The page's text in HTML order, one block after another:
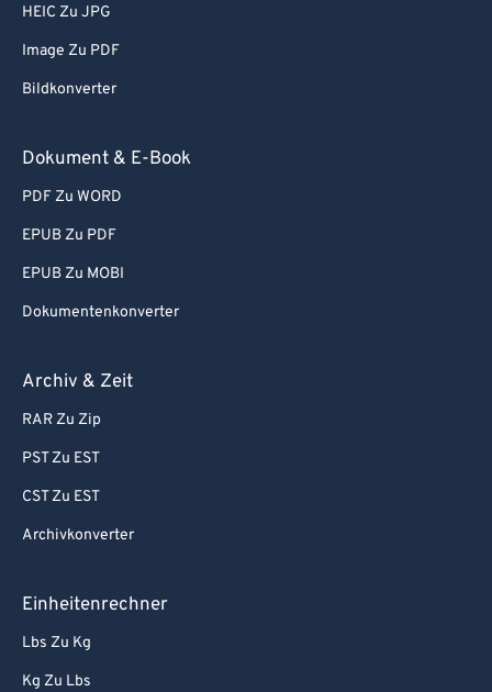
HEIC Zu JPG
Image Zu PDF
Bildkonverter
Dokument & E-Book
PDF Zu WORD
EPUB Zu PDF
EPUB Zu MOBI
Dokumentenkonverter
Archiv & Zeit
RAR Zu Zip
PST Zu EST
CST Zu EST
Archivkonverter
Einheitenrechner
Lbs Zu Kg
Kg Zu Lbs